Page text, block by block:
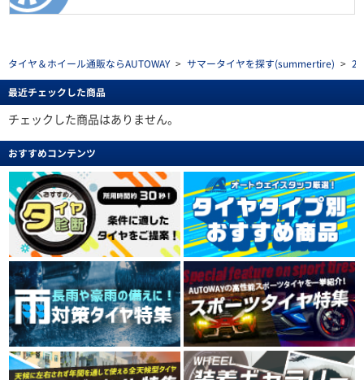
タイヤ＆ホイール通販ならAUTOWAY > サマータイヤを探す(summertire) >
最近チェックした商品
チェックした商品はありません。
おすすめコンテンツ